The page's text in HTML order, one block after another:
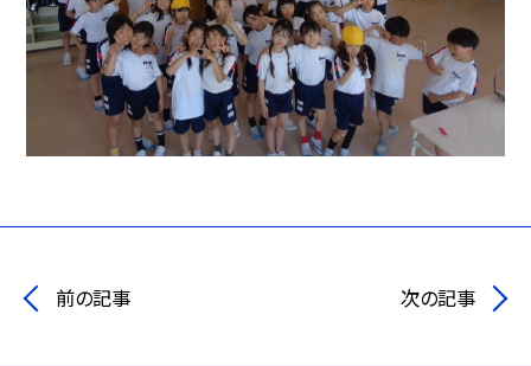
前の記事 次の記事